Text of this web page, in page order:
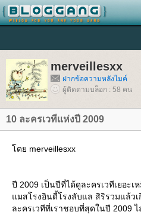
merveillesxx
ฝากข้อความหลังไมค์
ผู้ติดตามบล็อก : 58 คน
10 ละครเวทีแห่งปี 2009
ดย merveillesxx
ปี 2009 เป็นปีที่ได้ดูละครเวทีเยอะเ
มสโรงอินดี้โรงลับแล สิริรวมแล้วเ
ละครเวทีที่เราชอบที่สุดในปี 2009